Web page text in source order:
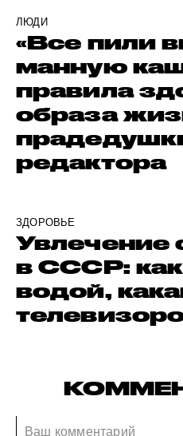
ЛЮДИ
«Все пили
манную
правила
образа
редактора
ЗДОРОВЬЕ
Увлечение
в СССР:
водой,